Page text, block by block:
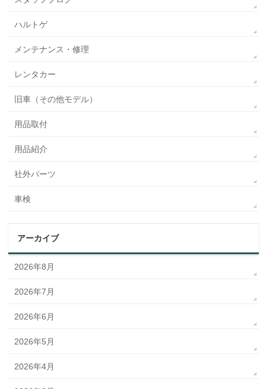
ハルトゲ
メンテナンス・修理
レンタカー
旧車（その他モデル）
用品取付
用品紹介
社外パーツ
車検
アーカイブ
2026年8月
2026年7月
2026年6月
2026年5月
2026年4月